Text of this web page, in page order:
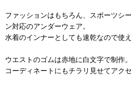
ファッションはもちろん、スポーツシ
ン対応のアンダーウェア。
水着のインナーとしても速乾なので使え
ウエストのゴムは赤地に白文字で制作。
コーディネートにもチラリ見せてアク